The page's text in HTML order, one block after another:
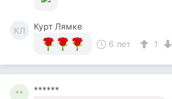
КЛ
Курт Лямке
6 лет
1
** ******